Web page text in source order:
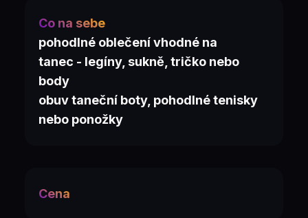
Co na sebe
pohodlné oblečení vhodné na
tanec - legíny, sukně, tričko nebo
body
obuv taneční boty, pohodlné tenisky
nebo ponožky
Cena